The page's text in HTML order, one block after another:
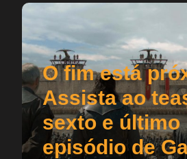
O fim está
Assista ao
sexto e último
episódio de